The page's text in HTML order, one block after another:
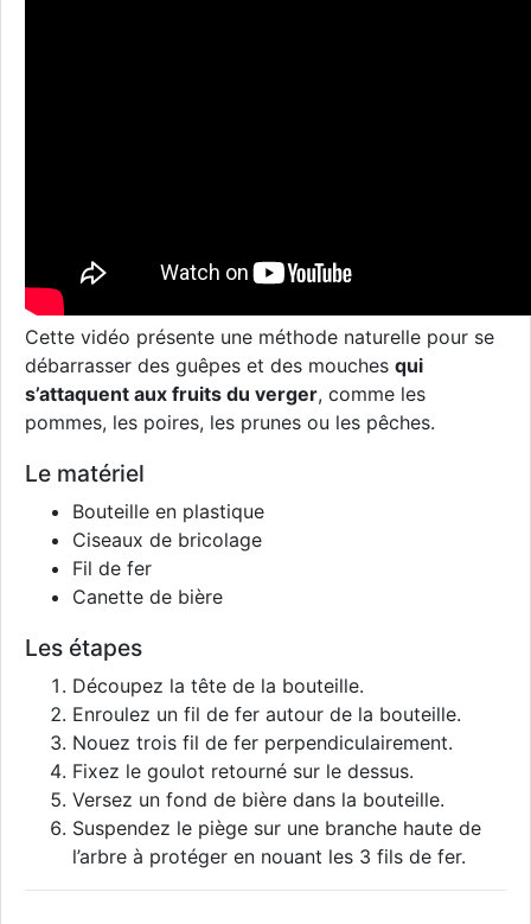
Cette vidéo présente une méthode naturelle pour se
débarrasser des guêpes et des mouches qui
s’attaquent aux fruits du verger, comme les
pommes, les poires, les prunes ou les pêches.
Le matériel
Bouteille en plastique
Ciseaux de bricolage
Fil de fer
Canette de bière
Les étapes
Découpez la tête de la bouteille.
Enroulez un fil de fer autour de la bouteille.
Nouez trois fil de fer perpendiculairement.
Fixez le goulot retourné sur le dessus.
Versez un fond de bière dans la bouteille.
Suspendez le piège sur une branche haute de
l’arbre à protéger en nouant les 3 fils de fer.